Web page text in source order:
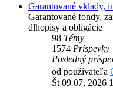
Garantované vklady,
Garantované fondy,
dlhopisy a obligácie
98 Témy
1574 Príspevky
Posledný
od používateľa
Št 09 07, 2026